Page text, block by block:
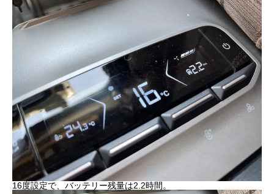
16度設定で、バッテリー残量は2.2時間。